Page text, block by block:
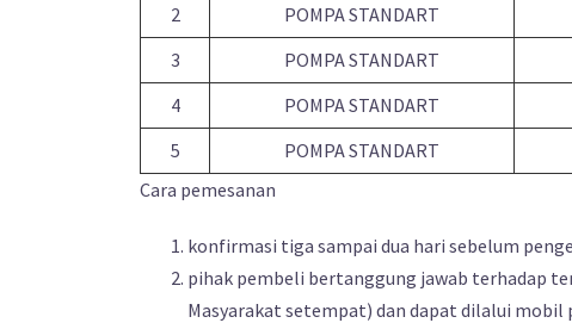
2
POMPA STANDART
3
POMPA STANDART
4
POMPA STANDART
5
POMPA STANDART
Cara pemesanan
konfirmasi tiga sampai dua hari sebelum
pihak pembeli bertanggung jawab terhadap
Masyarakat setempat) dan dapat dilalui mobil